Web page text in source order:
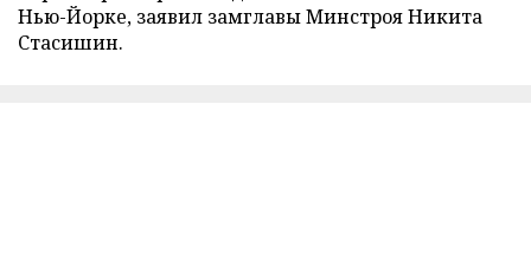
Нью-Йорке, заявил замглавы Минстроя Никита
Стасишин.